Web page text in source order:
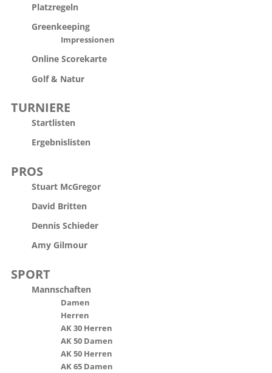
Platzregeln
Greenkeeping
Impressionen
Online Scorekarte
Golf & Natur
TURNIERE
Startlisten
Ergebnislisten
PROS
Stuart McGregor
David Britten
Dennis Schieder
Amy Gilmour
SPORT
Mannschaften
Damen
Herren
AK 30 Herren
AK 50 Damen
AK 50 Herren
AK 65 Damen